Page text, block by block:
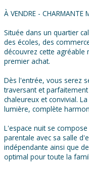
À VENDRE - CHARMANTE
Située dans un quartier
des écoles, des
découvrez cette
premier achat.
Dès l'entrée, vous serez
traversant et
chaleureux et convivial.
lumière, complète
L'espace nuit se
parentale avec sa salle
indépendante ainsi que
optimal pour toute la